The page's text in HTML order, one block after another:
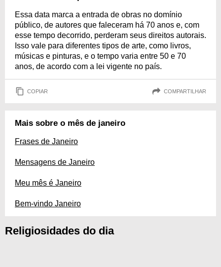
Essa data marca a entrada de obras no domínio
público, de autores que faleceram há 70 anos e, com
esse tempo decorrido, perderam seus direitos autorais.
Isso vale para diferentes tipos de arte, como livros,
músicas e pinturas, e o tempo varia entre 50 e 70
anos, de acordo com a lei vigente no país.
COPIAR COMPARTILHAR
Mais sobre o mês de janeiro
Frases de Janeiro
Mensagens de Janeiro
Meu mês é Janeiro
Bem-vindo Janeiro
Religiosidades do dia